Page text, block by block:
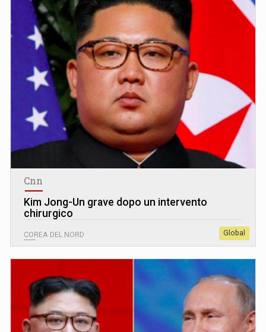
Cnn
Kim Jong-Un grave dopo un intervento
chirurgico
COREA DEL NORD Global